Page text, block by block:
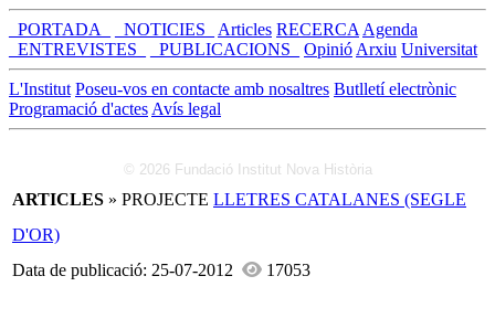
_PORTADA_ _NOTICIES_ Articles RECERCA Agenda
_ENTREVISTES_
_PUBLICACIONS_ Opinió Arxiu Universitat
L'Institut Poseu-vos en contacte amb nosaltres Butlletí electrònic
Programació d'actes Avís legal
© 2026 Fundació Institut Nova Història
ARTICLES » PROJECTE LLETRES CATALANES (SEGLE
D'OR)
Data de publicació: 25-07-2012
17053